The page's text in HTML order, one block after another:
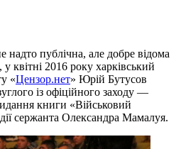
публічна, але добре відома
квітні 2016 року харківський
«Цензор.нет» Юрій Бутусов
із офіційного заходу —
книги «Військовий
сержанта Олександра Мамалуя.